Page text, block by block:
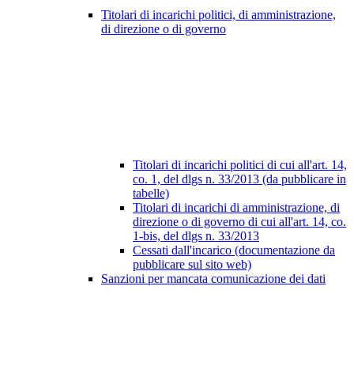
Titolari di incarichi politici, di amministrazione,
di direzione o di governo
Titolari di incarichi politici di cui all'art. 14,
co. 1, del dlgs n. 33/2013 (da pubblicare in
tabelle)
Titolari di incarichi di amministrazione, di
direzione o di governo di cui all'art. 14, co.
1-bis, del dlgs n. 33/2013
Cessati dall'incarico (documentazione da
pubblicare sul sito web)
Sanzioni per mancata comunicazione dei dati